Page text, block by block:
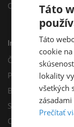
Odberné miesta
Informácie
Často kladené
Poradňa
Blog
Sprievodca
Odporúčací
Táto
Táto
cookie
lokality
všetkých
Prečítať